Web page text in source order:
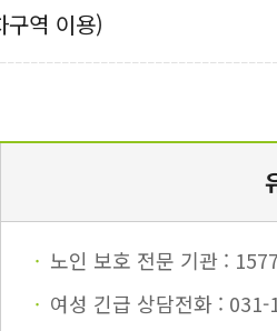
역 이용)
노인 보호 전문 기관 :
여성 긴급 상담전화 : 031-